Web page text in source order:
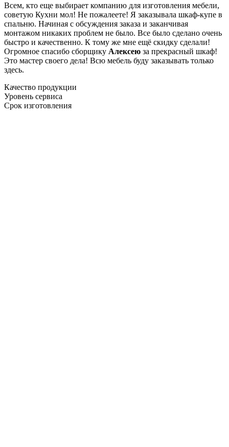
Всем, кто еще выбирает компанию для изготовления мебели,
советую Кухни мол! Не пожалеете! Я заказывала шкаф-купе в
спальню. Начиная с обсуждения заказа и заканчивая
монтажом никаких проблем не было. Все было сделано очень
быстро и качественно. К тому же мне ещё скидку сделали!
Огромное спасибо сборщику Алексею за прекрасный шкаф!
Это мастер своего дела! Всю мебель буду заказывать только
здесь.
Качество продукции
Уровень сервиса
Срок изготовления